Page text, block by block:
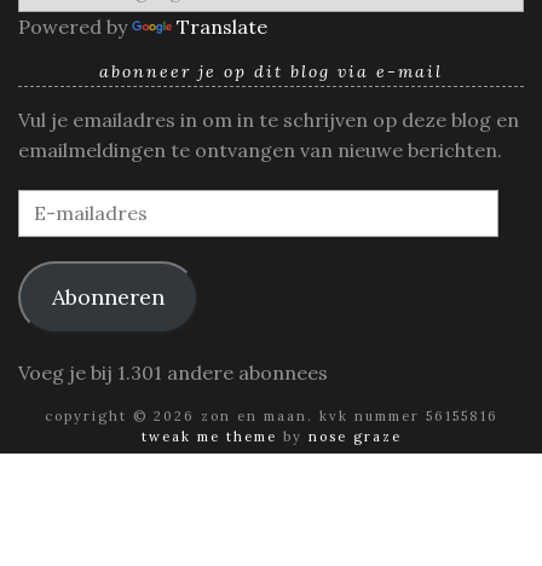
Powered by Translate
abonneer je op dit blog via e-mail
Vul je emailadres in om in te schrijven op deze blog en
emailmeldingen te ontvangen van nieuwe berichten.
E-
mailadres
Abonneren
Voeg je bij 1.301 andere abonnees
copyright © 2026 zon en maan. kvk nummer 56155816
tweak me theme by nose graze